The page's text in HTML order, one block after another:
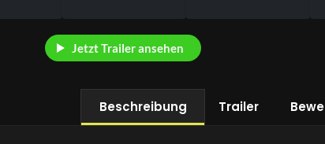
Jetzt Trailer ansehen
Beschreibung Trailer